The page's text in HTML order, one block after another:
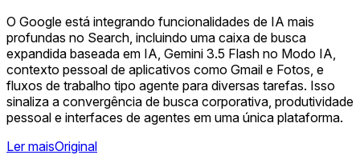
O Google está integrando funcionalidades de IA mais
profundas no Search, incluindo uma caixa de busca
expandida baseada em IA, Gemini 3.5 Flash no Modo IA,
contexto pessoal de aplicativos como Gmail e Fotos, e
fluxos de trabalho tipo agente para diversas tarefas. Isso
sinaliza a convergência de busca corporativa, produtividade
pessoal e interfaces de agentes em uma única plataforma.
Ler maisOriginal